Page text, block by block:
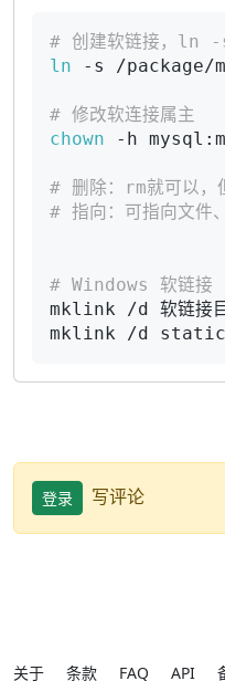
# 创建软链接，ln -
ln -s /package/
# 修改软连接属主
chown -h
# 删除：rm就可以，
# 指向：可指向文件
# Windows 软链接
mklink /d 软链接
mklink /d
登录 写评论
关于 条款 FAQ API